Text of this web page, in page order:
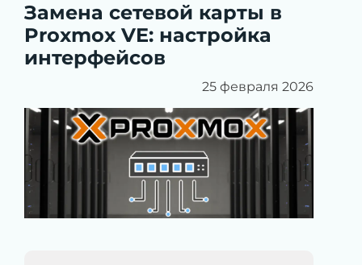
Замена сетевой карты в
Proxmox VE: настройка
интерфейсов
25 февраля 2026